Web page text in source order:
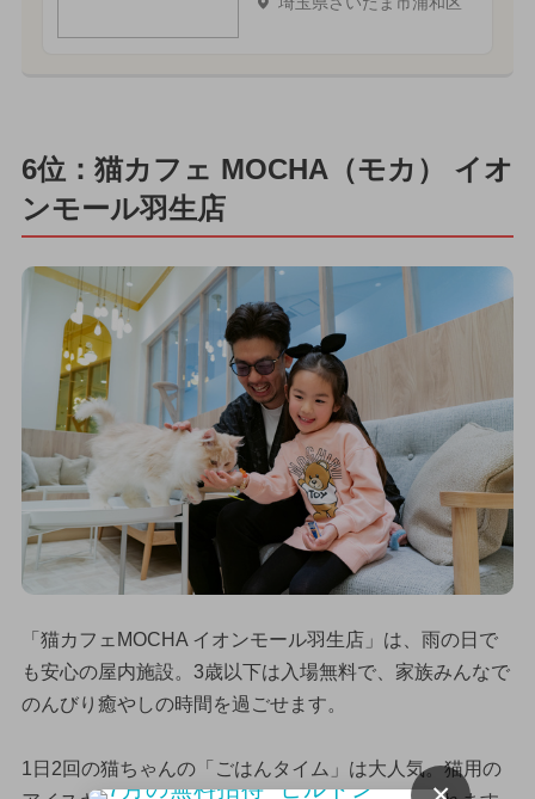
6位：猫カフェ MOCHA（モカ） イオ
ンモール羽生店
「猫カフェMOCHA イオンモール羽生店」は、雨の日で
も安心の屋内施設。3歳以下は入場無料で、家族みんなで
のんびり癒やしの時間を過ごせます。
1日2回の猫ちゃんの「ごはんタイム」は大人気。猫用の